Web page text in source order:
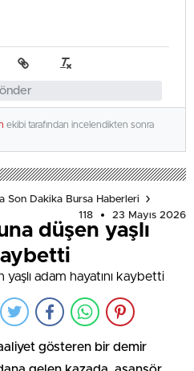
ekibi tarafından incelendikten sonra
Son Dakika Bursa Haberleri
118
23 Mayıs 2026
düşen yaşlı
gösteren bir demir